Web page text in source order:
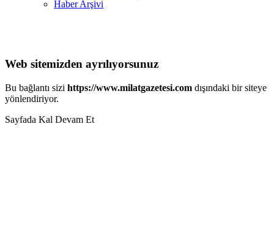
Haber Arşivi
Web sitemizden ayrılıyorsunuz
Bu bağlantı sizi https://www.milatgazetesi.com dışındaki bir siteye
yönlendiriyor.
Sayfada Kal Devam Et